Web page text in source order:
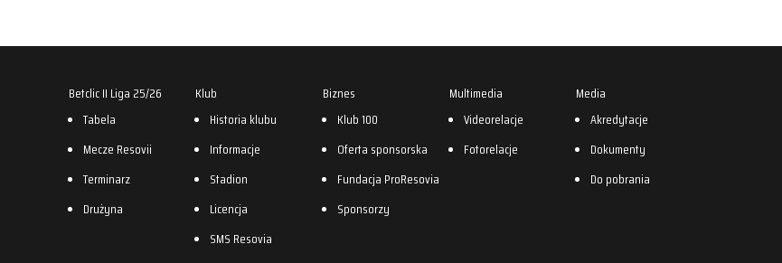
Betclic II Liga 25/26
Tabela
Mecze Resovii
Terminarz
Drużyna
Klub
Historia klubu
Informacje
Stadion
Licencja
SMS Resovia
Biznes
Klub 100
Oferta sponsorska
Fundacja ProResovia
Sponsorzy
Multimedia
Videorelacje
Fotorelacje
Media
Akredytacje
Dokumenty
Do pobrania